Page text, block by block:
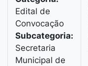
Edital de
Convocação
Subcategoria:
Secretaria
Municipal de